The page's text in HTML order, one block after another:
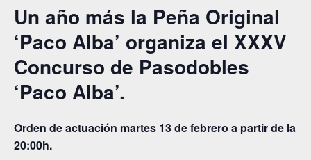
Un año más la Peña Original
‘Paco Alba’ organiza el XXXV
Concurso de Pasodobles
‘Paco Alba’.
Orden de actuación martes 13 de febrero a partir de la
20:00h.